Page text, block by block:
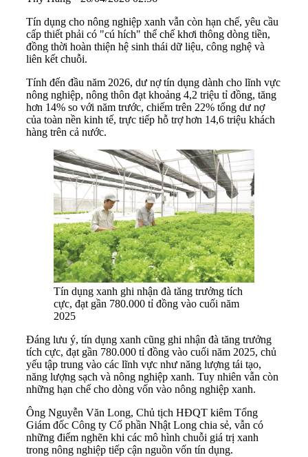
Tín dụng cho nông nghiệp xanh vẫn còn hạn chế, yêu cầu
cấp thiết phải có "cú hích" thể chế khơi thông dòng tiền,
đồng thời hoàn thiện hệ sinh thái dữ liệu, công nghệ và
liên kết chuỗi.
Tính đến đầu năm 2026, dư nợ tín dụng dành cho lĩnh vực
nông nghiệp, nông thôn đạt khoảng 4,2 triệu tỉ đồng, tăng
hơn 14% so với năm trước, chiếm trên 22% tổng dư nợ
của toàn nền kinh tế, trực tiếp hỗ trợ hơn 14,6 triệu khách
hàng trên cả nước.
Tín dụng xanh ghi nhận đà tăng trưởng tích
cực, đạt gần 780.000 tỉ đồng vào cuối năm
2025
Đáng lưu ý, tín dụng xanh cũng ghi nhận đà tăng trưởng
tích cực, đạt gần 780.000 tỉ đồng vào cuối năm 2025, chủ
yếu tập trung vào các lĩnh vực như năng lượng tái tạo,
năng lượng sạch và nông nghiệp xanh. Tuy nhiên vẫn còn
những hạn chế cho dòng vốn vào nông nghiệp xanh.
Ông Nguyễn Văn Long, Chủ tịch HĐQT kiêm Tổng
Giám đốc Công ty Cổ phần Nhật Long chia sẻ, vẫn có
những điểm nghẽn khi các mô hình chuỗi giá trị xanh
trong nông nghiệp tiếp cận nguồn vốn tín dụng.